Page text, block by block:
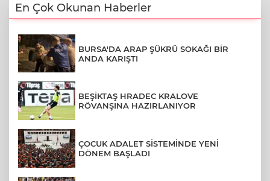
En Çok Okunan Haberler
BURSA'DA ARAP ŞÜKRÜ SOKAĞI BİR
ANDA KARIŞTI
BEŞİKTAŞ HRADEC KRALOVE
RÖVANŞINA HAZIRLANIYOR
ÇOCUK ADALET SİSTEMİNDE YENİ
DÖNEM BAŞLADI